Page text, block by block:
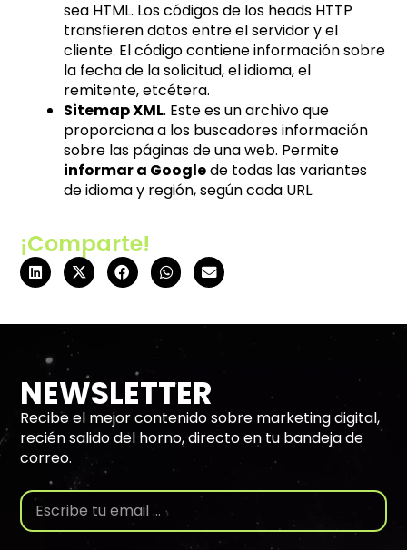
sea HTML. Los códigos de los heads HTTP
transfieren datos entre el servidor y el
cliente. El código contiene información sobre
la fecha de la solicitud, el idioma, el
remitente, etcétera.
Sitemap XML. Este es un archivo que
proporciona a los buscadores información
sobre las páginas de una web. Permite
informar a Googlede todas las variantes
de idioma y región, según cada URL.
¡Comparte!
NEWSLETTER
Recibe el mejor contenido sobre marketing digital,
recién salido del horno, directo en tu bandeja de
correo.